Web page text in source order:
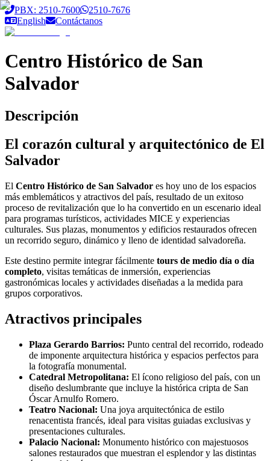
Saltar al contenido principal
PBX: 2510-7600
2510-7676
English
Contáctanos
Centro Histórico de San
Salvador
Descripción
El corazón cultural y arquitectónico de El
Salvador
El Centro Histórico de San Salvador es hoy uno de los espacios
más emblemáticos y atractivos del país, resultado de un exitoso
proceso de revitalización que lo ha convertido en un escenario ideal
para programas turísticos, actividades MICE y experiencias
culturales. Sus plazas, monumentos y edificios restaurados ofrecen
un recorrido seguro, dinámico y lleno de identidad salvadoreña.
Este destino permite integrar fácilmente tours de medio día o día
completo, visitas temáticas de inmersión, experiencias
gastronómicas locales y actividades diseñadas a la medida para
grupos corporativos.
Atractivos principales
Plaza Gerardo Barrios: Punto central del recorrido, rodeado
de imponente arquitectura histórica y espacios perfectos para
la fotografía monumental.
Catedral Metropolitana: El ícono religioso del país, con un
diseño deslumbrante que incluye la histórica cripta de San
Óscar Arnulfo Romero.
Teatro Nacional: Una joya arquitectónica de estilo
renacentista francés, ideal para visitas guiadas exclusivas y
presentaciones culturales.
Palacio Nacional: Monumento histórico con majestuosos
salones restaurados que muestran el esplendor y las distintas